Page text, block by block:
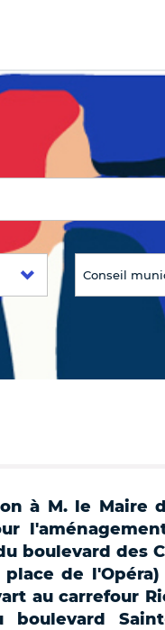
à M. le Maire
boulevard des
de
au carrefour
boulevard